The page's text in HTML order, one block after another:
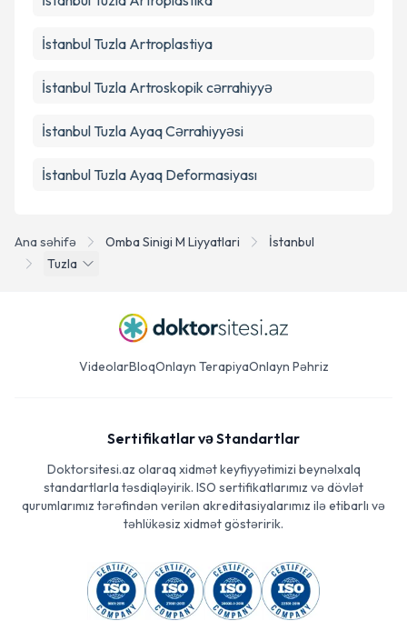
Ana səhifə Omba Sinigi M Liyyatlari
İstanbul
Tuzla
İstanbul Tuzla Artroplastiya
İstanbul Tuzla Artroskopik cərrahiyyə
İstanbul Tuzla Ayaq Cərrahiyyəsi
İstanbul Tuzla Ayaq Deformasiyası
VideolarBloqOnlayn TerapiyaOnlayn Pəhriz
Sertifikatlar və Standartlar
Doktorsitesi.az olaraq xidmət keyfiyyətimizi beynəlxalq
standartlarla təsdiqləyirik. ISO sertifikatlarımız və dövlət
qurumlarımız tərəfindən verilən akreditasiyalarımız ilə etibarlı və
təhlükəsiz xidmət göstəririk.